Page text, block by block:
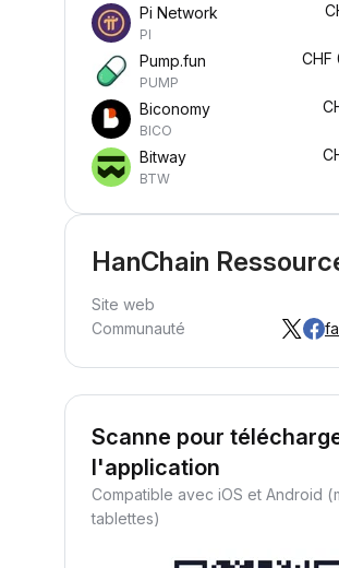
Pi Network
PI
Pump.fun
PUMP
CHF
Biconomy
BICO
Bitway
BTW
HanChain
Site web
Communauté
Scanne pour
l'application
Compatible avec iOS et Android
tablettes)